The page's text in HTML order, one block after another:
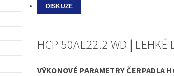
DISKUZE
HCP 50AL22.2 WD | LEHKÉ
VÝKONOVÉ PARAMETRY ČERPADLA